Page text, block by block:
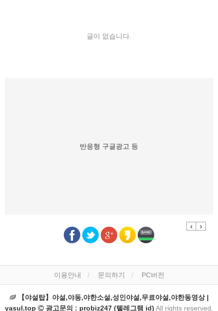
글이 없습니다.
반응형 구글광고 등
Previous
Next
이용안내 문의하기 PC버전
【야설탑】야설,야동,야한소설,성인야설,무료야설,야한동영상 |
yasul.top
광고문의 : probiz247 (텔레그램 id) All rights reserved.